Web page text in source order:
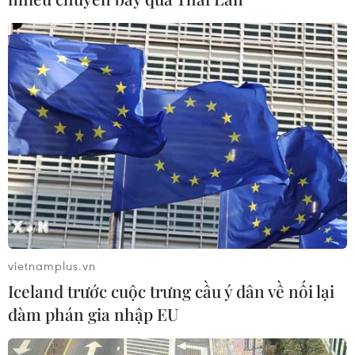
đối tượng phá hoại đoàn kết dân tộc
05/08/2026 09:58
Hà Nội xét xử ổ nhóm 50 đối tượng tổ
chức sử dụng ma túy trong quán
karaoke
05/08/2026 09:38
Xem thêm
CƠ QUAN CHỦ QUẢN: THÔNG TẤN XÃ VIỆT NAM
vietnamplus.vn
Iceland trước cuộc trưng cầu ý dân về nối lại
đàm phán gia nhập EU